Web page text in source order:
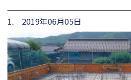
1. 2019年06月05日